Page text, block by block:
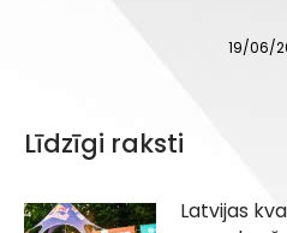
19/06/
Līdzīgi raksti
Latvijas